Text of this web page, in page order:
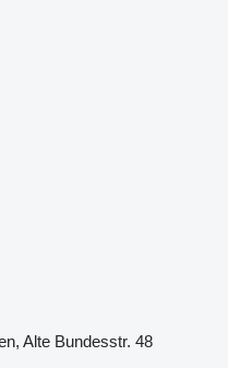
Alte Bundesstr. 48